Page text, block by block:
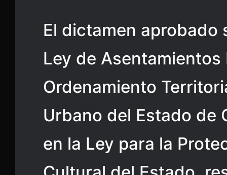
El dictamen aprobado
Ley de Asentamientos
Ordenamiento
Urbano del Estado de
en la Ley para la